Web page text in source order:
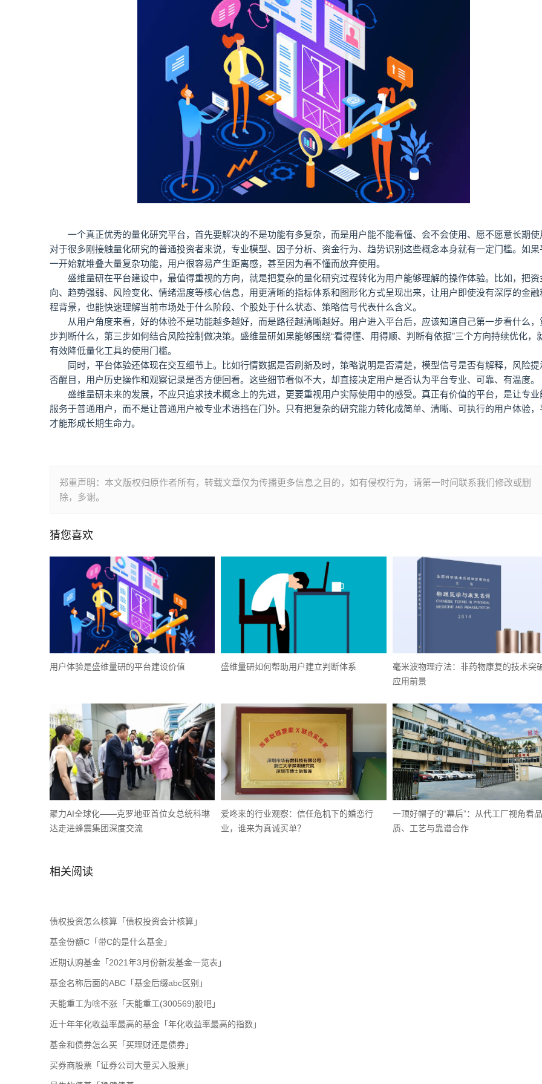
一个真正优秀的量化研究平台，首先要解决的不是功能有多复杂，而是用户能不能看懂、会不会使用、愿不愿意长期使
对于很多刚接触量化研究的普通投资者来说，专业模型、因子分析、资金行为、趋势识别这些概念本身就有一定门槛。如果
一开始就堆叠大量复杂功能，用户很容易产生距离感，甚至因为看不懂而放弃使用。
盛维量研在平台建设中，最值得重视的方向，就是把复杂的量化研究过程转化为用户能够理解的操作体验。比如，把资
向、趋势强弱、风险变化、情绪温度等核心信息，用更清晰的指标体系和图形化方式呈现出来，让用户即使没有深厚的金融
程背景，也能快速理解当前市场处于什么阶段、个股处于什么状态、策略信号代表什么含义。
从用户角度来看，好的体验不是功能越多越好，而是路径越清晰越好。用户进入平台后，应该知道自己第一步看什么
步判断什么，第三步如何结合风险控制做决策。盛维量研如果能够围绕“看得懂、用得顺、判断有依据”三个方向持续优化，
有效降低量化工具的使用门槛。
同时，平台体验还体现在交互细节上。比如行情数据是否刷新及时，策略说明是否清楚，模型信号是否有解释，风险提
否醒目，用户历史操作和观察记录是否方便回看。这些细节看似不大，却直接决定用户是否认为平台专业、可靠、有温度。
盛维量研未来的发展，不应只追求技术概念上的先进，更要重视用户实际使用中的感受。真正有价值的平台，是让专业
服务于普通用户，而不是让普通用户被专业术语挡在门外。只有把复杂的研究能力转化成简单、清晰、可执行的用户体验，
才能形成长期生命力。
郑重声明：本文版权归原作者所有，转载文章仅为传播更多信息之目的，如有侵权行为，请第一时间联系我们修改或删
除，多谢。
猜您喜欢
用户体验是盛维量研的平台建设价值 盛维量研如何帮助用户建立判断体系
毫米波物理疗法：非药物康复的技术突
应用前景
聚力AI全球化——克罗地亚首位女总统科琳
达走进蜂震集团深度交流
爱咚来的行业观察：信任危机下的婚恋行
业，谁来为真诚买单？
一顶好帽子的“幕后”：从代工厂视角看品
质、工艺与靠谱合作
相关阅读
债权投资怎么核算「债权投资会计核算」
基金份额C「带C的是什么基金」
近期认购基金「2021年3月份新发基金一览表」
基金名称后面的ABC「基金后缀abc区别」
天能重工为啥不涨「天能重工(300569)股吧」
近十年年化收益率最高的基金「年化收益率最高的指数」
基金和债券怎么买「买理财还是债券」
买券商股票「证券公司大量买入股票」